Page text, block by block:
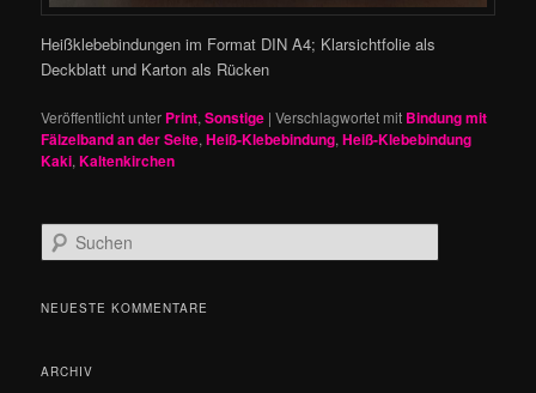
Heißklebebindungen im Format DIN A4; Klarsichtfolie als
Deckblatt und Karton als Rücken
Veröffentlicht unter Print,Sonstige |Verschlagwortet mit Bindung mit
Fälzelband an der Seite,Heiß-Klebebindung,Heiß-Klebebindung
Kaki,Kaltenkirchen
u
h
NEUESTE KOMMENTARE
ARCHIV